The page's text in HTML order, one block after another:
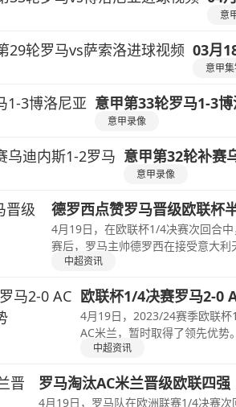
意
03月
意甲
意甲第33轮罗马1-3
意甲录像
意甲第32轮补赛
意甲录像
德罗西点赞罗马晋级欧联杯
4月19日，在欧联杯1/4决赛次回合
赛后，罗马主帅德罗西在接受意大利
中超资讯
欧联杯1/4决赛罗马2-0
4月19日，2023/24赛季欧联
AC米兰，暂时取得了领先优势
中超资讯
罗马淘汰AC米兰晋级欧联四强
4月19日，罗马队在欧洲联赛1/4决赛